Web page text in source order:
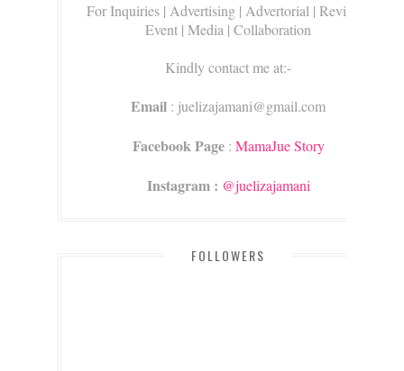
For Inquiries | Advertising | Advertorial | Review |
Event | Media | Collaboration
Kindly contact me at:-
Email : juelizajamani@gmail.com
Facebook Page: MamaJue Story
Instagram : @juelizajamani
FOLLOWERS